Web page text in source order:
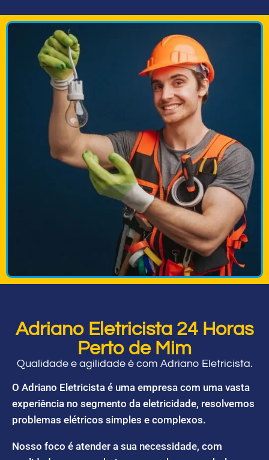
Adriano Eletricista 24 Horas
Perto de Mim
Qualidade e agilidade é com Adriano Eletricista.
O Adriano Eletricista é uma empresa com uma vasta
experiência no segmento da eletricidade, resolvemos
problemas elétricos simples e complexos.
Nosso foco é atender a sua necessidade, com